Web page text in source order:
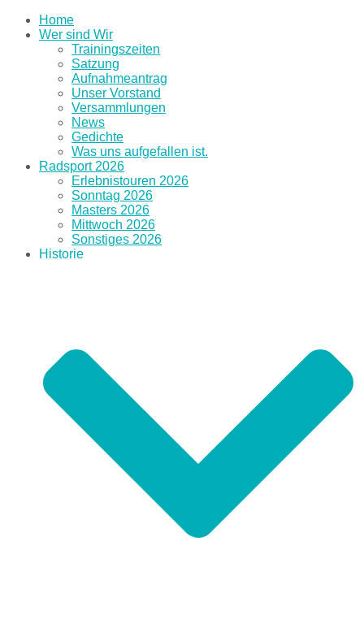
Home
Wer sind Wir
Trainingszeiten
Satzung
Aufnahmeantrag
Unser Vorstand
Versammlungen
News
Gedichte
Was uns aufgefallen ist.
Radsport 2026
Erlebnistouren 2026
Sonntag 2026
Masters 2026
Mittwoch 2026
Sonstiges 2026
Historie